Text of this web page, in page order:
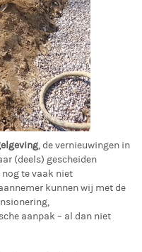
, de vernieuwingen in
(deels) gescheiden
nog te vaak niet
kunnen wij met de
aanpak – al dan niet